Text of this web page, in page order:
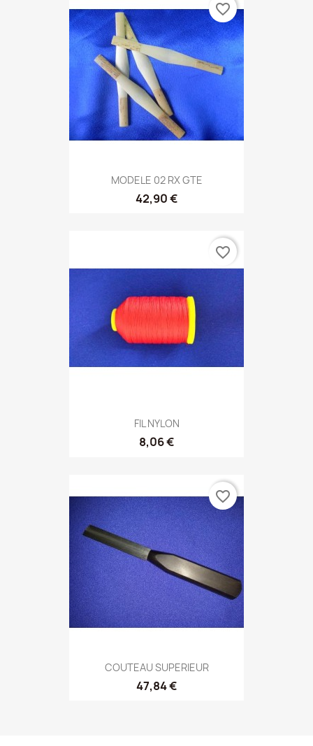
MODELE 02 RX GTE
42,90 €
favorite_border
FIL NYLON
8,06 €
favorite_border
COUTEAU SUPERIEUR
47,84 €
favorite_border